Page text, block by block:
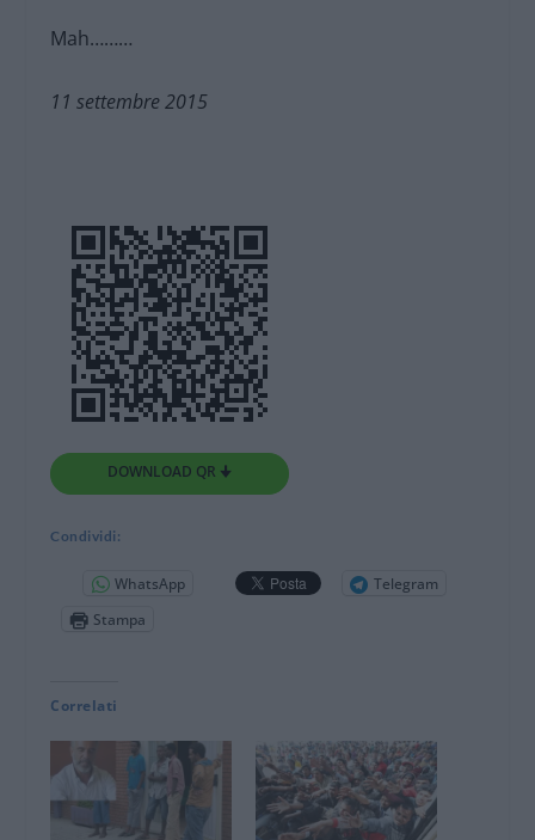
Mah………
11 settembre 2015
DOWNLOAD QR 🠋
Condividi:
WhatsApp
Telegram
Stampa
Correlati